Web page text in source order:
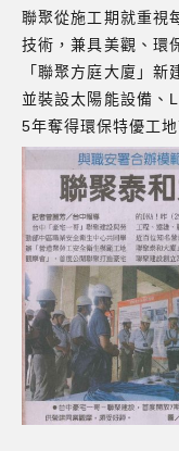
聯聚從施工期就重視
技術，兼具美觀、環
「聯聚方庭大廈」新
並裝設太陽能設備、
5年奪得環保特優工